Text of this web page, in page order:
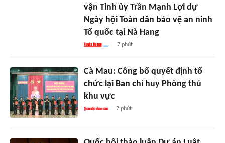
vận Tỉnh ủy Trần Mạnh Lợi dự
Ngày hội Toàn dân bảo vệ an ninh
Tổ quốc tại Nà Hang
7 phút
Cà Mau: Công bố quyết định tổ
chức lại Ban chỉ huy Phòng thủ
khu vực
7 phút